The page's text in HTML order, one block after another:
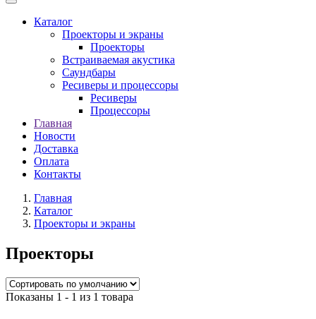
Каталог
Проекторы и экраны
Проекторы
Встраиваемая акустика
Саундбары
Ресиверы и процессоры
Ресиверы
Процессоры
Главная
Новости
Доставка
Оплата
Контакты
Главная
Каталог
Проекторы и экраны
Проекторы
Показаны 1 - 1 из 1 товара